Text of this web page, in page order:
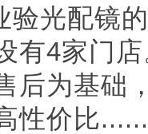
验光配镜
有4家门
后为基础
性价比......